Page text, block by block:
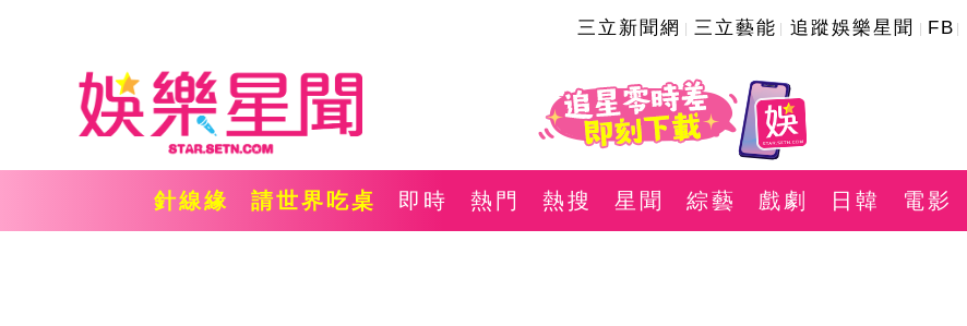
三立新聞網 三立藝能 追蹤娛樂星聞 FB
針線緣 請世界吃桌 即時 熱門 熱搜 星聞 綜藝 戲劇 日韓 電影